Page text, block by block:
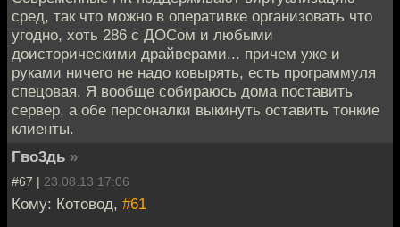
сред, так что можно в оперативке организовать что
угодно, хоть 286 с ДОСом и любыми
доисторическими драйверами... причем уже и
руками ничего не надо ковырять, есть программуля
спецовая. Я вообще собираюсь дома поставить
сервер, а обе персоналки выкинуть оставить тонкие
клиенты.
Гво3дь »
#67 | 23.08.13 17:06
Кому: Котовод, #61